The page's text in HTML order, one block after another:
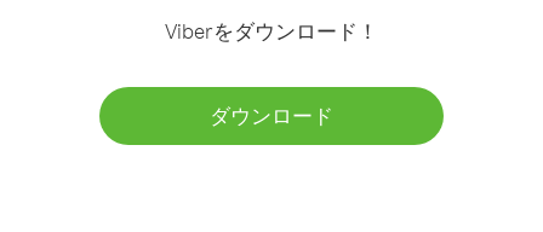
Viberをダウンロード！
ダウンロード